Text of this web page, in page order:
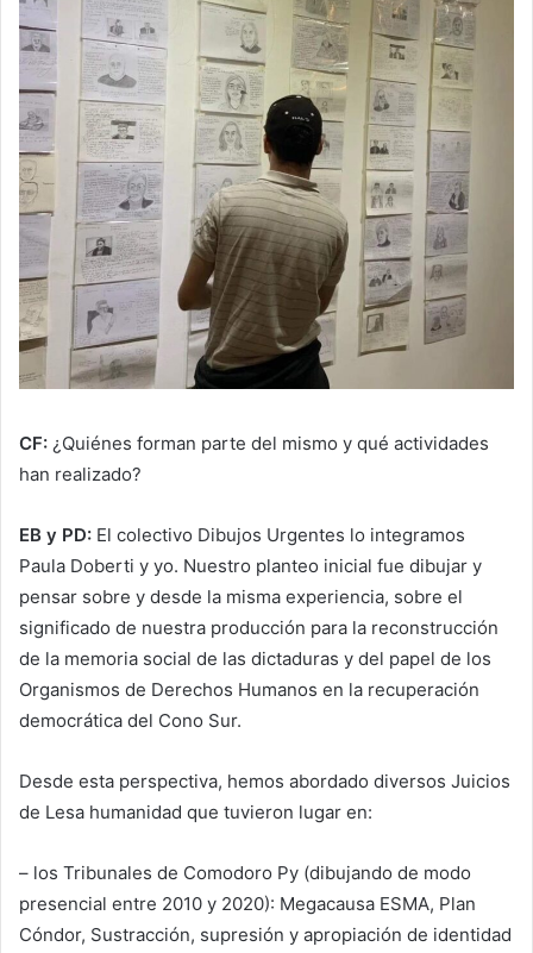
CF: ¿Quiénes forman parte del mismo y qué actividades
han realizado?
EB y PD: El colectivo Dibujos Urgentes lo integramos
Paula Doberti y yo. Nuestro planteo inicial fue dibujar y
pensar sobre y desde la misma experiencia, sobre el
significado de nuestra producción para la reconstrucción
de la memoria social de las dictaduras y del papel de los
Organismos de Derechos Humanos en la recuperación
democrática del Cono Sur.
Desde esta perspectiva, hemos abordado diversos Juicios
de Lesa humanidad que tuvieron lugar en:
– los Tribunales de Comodoro Py (dibujando de modo
presencial entre 2010 y 2020): Megacausa ESMA, Plan
Cóndor, Sustracción, supresión y apropiación de identidad